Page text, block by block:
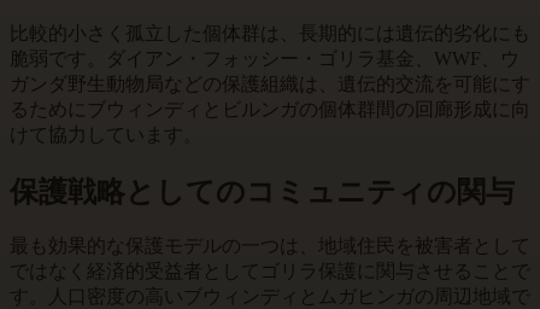
比較的小さく孤立した個体群は、長期的には遺伝的劣化にも
脆弱です。ダイアン・フォッシー・ゴリラ基金、WWF、ウ
ガンダ野生動物局などの保護組織は、遺伝的交流を可能にす
るためにブウィンディとビルンガの個体群間の回廊形成に向
けて協力しています。
保護戦略としてのコミュニティの関与
最も効果的な保護モデルの一つは、地域住民を被害者として
ではなく経済的受益者としてゴリラ保護に関与させることで
す。人口密度の高いブウィンディとムガヒンガの周辺地域で